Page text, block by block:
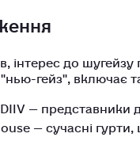
інтерес до
гейз", включає
— представники
— сучасні